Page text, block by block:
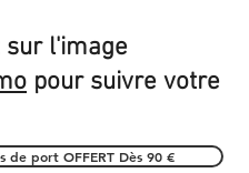
sur l'image
pour suivre votre
de port OFFERT Dès 90 €